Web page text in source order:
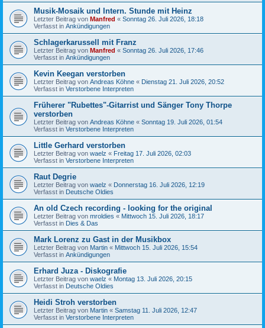
Musik-Mosaik und Intern. Stunde mit Heinz
Letzter Beitrag von Manfred « Sonntag 26. Juli 2026, 18:18
Verfasst in Ankündigungen
Schlagerkarussell mit Franz
Letzter Beitrag von Manfred « Sonntag 26. Juli 2026, 17:46
Verfasst in Ankündigungen
Kevin Keegan verstorben
Letzter Beitrag von Andreas Köhne « Dienstag 21. Juli 2026, 20:52
Verfasst in Verstorbene Interpreten
Früherer "Rubettes"-Gitarrist und Sänger Tony Thorpe
verstorben
Letzter Beitrag von Andreas Köhne « Sonntag 19. Juli 2026, 01:54
Verfasst in Verstorbene Interpreten
Little Gerhard verstorben
Letzter Beitrag von waelz « Freitag 17. Juli 2026, 02:03
Verfasst in Verstorbene Interpreten
Raut Degrie
Letzter Beitrag von waelz « Donnerstag 16. Juli 2026, 12:19
Verfasst in Deutsche Oldies
An old Czech recording - looking for the original
Letzter Beitrag von mroldies « Mittwoch 15. Juli 2026, 18:17
Verfasst in Dies & Das
Mark Lorenz zu Gast in der Musikbox
Letzter Beitrag von Martin « Mittwoch 15. Juli 2026, 15:54
Verfasst in Ankündigungen
Erhard Juza - Diskografie
Letzter Beitrag von waelz « Montag 13. Juli 2026, 20:15
Verfasst in Deutsche Oldies
Heidi Stroh verstorben
Letzter Beitrag von Martin « Samstag 11. Juli 2026, 12:47
Verfasst in Verstorbene Interpreten